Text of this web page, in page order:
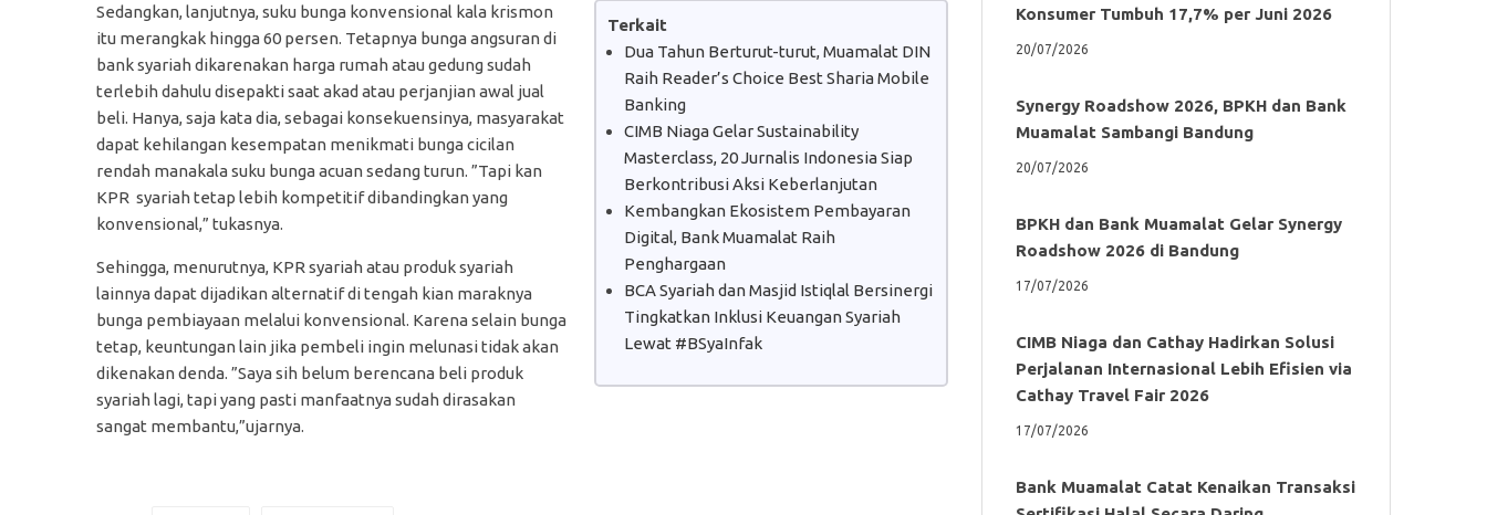
Terkait
Dua Tahun Berturut-turut, Muamalat DIN
Raih Reader’s Choice Best Sharia Mobile
Banking
CIMB Niaga Gelar Sustainability
Masterclass, 20 Jurnalis Indonesia Siap
Berkontribusi Aksi Keberlanjutan
Kembangkan Ekosistem Pembayaran
Digital, Bank Muamalat Raih
Penghargaan
BCA Syariah dan Masjid Istiqlal Bersinergi
Tingkatkan Inklusi Keuangan Syariah
Lewat #BSyaInfak
Sedangkan, lanjutnya, suku bunga konvensional kala krismon
itu merangkak hingga 60 persen. Tetapnya bunga angsuran di
bank syariah dikarenakan harga rumah atau gedung sudah
terlebih dahulu disepakti saat akad atau perjanjian awal jual
beli. Hanya, saja kata dia, sebagai konsekuensinya, masyarakat
dapat kehilangan kesempatan menikmati bunga cicilan
rendah manakala suku bunga acuan sedang turun. ”Tapi kan
KPR syariah tetap lebih kompetitif dibandingkan yang
konvensional,” tukasnya.
Sehingga, menurutnya, KPR syariah atau produk syariah
lainnya dapat dijadikan alternatif di tengah kian maraknya
bunga pembiayaan melalui konvensional. Karena selain bunga
tetap, keuntungan lain jika pembeli ingin melunasi tidak akan
dikenakan denda. ”Saya sih belum berencana beli produk
syariah lagi, tapi yang pasti manfaatnya sudah dirasakan
sangat membantu,”ujarnya.
Konsumer Tumbuh 17,7% per Juni 2026
20/07/2026
Synergy Roadshow 2026, BPKH dan Bank
Muamalat Sambangi Bandung
20/07/2026
BPKH dan Bank Muamalat Gelar Synergy
Roadshow 2026 di Bandung
17/07/2026
CIMB Niaga dan Cathay Hadirkan Solusi
Perjalanan Internasional Lebih Efisien via
Cathay Travel Fair 2026
17/07/2026
Bank Muamalat Catat Kenaikan Transaksi